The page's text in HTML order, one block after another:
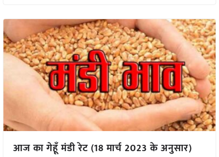
आज का गेहूँ मंडी रेट (18 मार्च 2023 के अनुसार)